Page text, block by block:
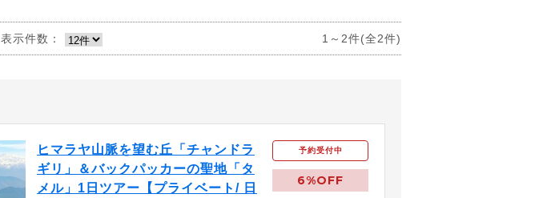
表示件数： 1～2件(全2件)
ヒマラヤ山脈を望む丘「チャンドラ
ギリ」＆バックパッカーの聖地「タ
メル」1日ツアー【プライベート/ 日
予約受付中
6%OFF